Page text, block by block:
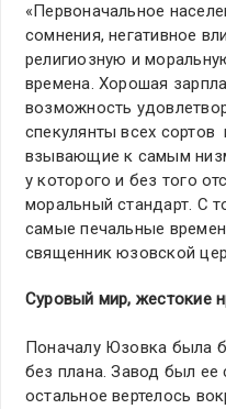
«Первоначальное
сомнения, негативное
религиозную и
времена. Хорошая
возможность
спекулянты всех сортов
взывающие к самым
у которого и без того
моральный стандарт. С
самые печальные
священник юзовской
Суровый мир, жестокие
Поначалу Юзовка была
без плана. Завод был
остальное вертелось